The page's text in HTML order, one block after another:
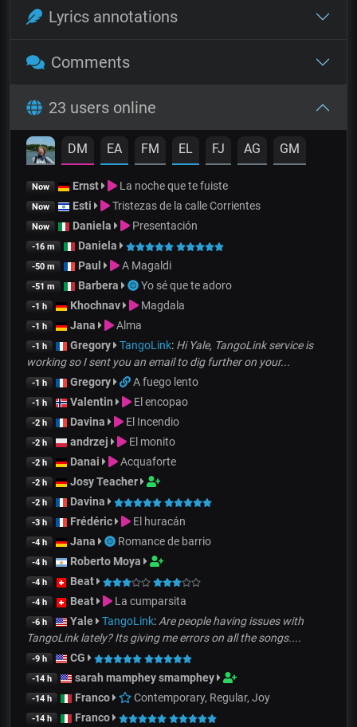
Lyrics annotations
Comments
23 users online
DM EA FM EL FJ AG GM
Now Ernst La noche que te fuiste
Now Esti Tristezas de la calle Corrientes
Now Daniela Presentación
-16 m Daniela
-50 m Paul A Magaldi
-51 m Barbera Yo sé que te adoro
-1 h Khochnav Magdala
-1 h Jana Alma
-1 h Gregory TangoLink: Hi Yale, TangoLink service is
working so I sent you an email to dig further on your...
-1 h Gregory A fuego lento
-1 h Valentin El encopao
-2 h Davina El Incendio
-2 h andrzej El monito
-2 h Danai Acquaforte
-2 h Josy Teacher
-2 h Davina
-3 h Frédéric El huracán
-4 h Jana Romance de barrio
-4 h Roberto Moya
-4 h Beat
-4 h Beat La cumparsita
-6 h Yale TangoLink:Are people having issues with
TangoLink lately? Its giving me errors on all the songs....
-9 h CG
-14 h sarah mamphey smamphey
-14 h Franco Contemporary, Regular, Joy
-14 h Franco